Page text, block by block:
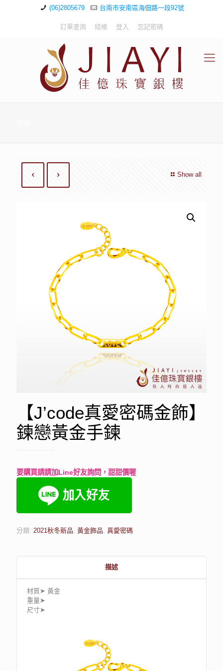
(06)2805679 台南市安南區海佃路一段92號
訂單查詢 結帳 登入 忘記密碼
Show all
【J’code真愛密碼金飾】
鍊戀黃金手鍊
要購買請請加Line好友詢問，甜甜價喔
分類: 2021秋冬新品 黃金飾品 真愛密碼
描述
材質➤ 黃金
重量➤
尺寸➤